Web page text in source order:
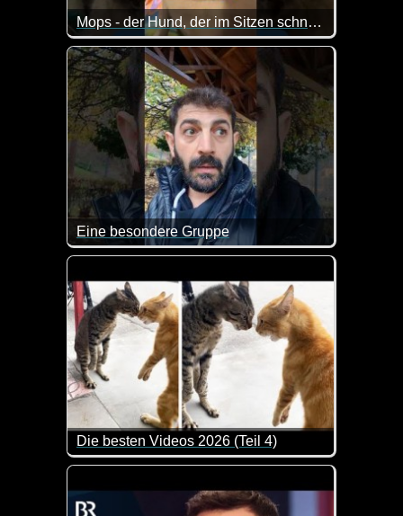
Mops - der Hund, der im Sitzen schnarcht
Der Mops ist der Superstar unter den Kleinhunden
Mit einem Gesicht wie ein zerknautschtes Kissen
Eine besondere Gruppe
Wenn man diese Polonaise sieht, kann man
Die besten Videos 2026 (Teil 4)
Eine tolle Zusammenstellung von lustigen